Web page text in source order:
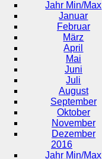
Jahr Min/Max
Januar
Februar
März
April
Mai
Juni
Juli
August
September
Oktober
November
Dezember
2016
Jahr Min/Max